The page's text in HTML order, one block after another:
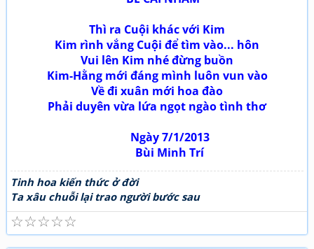
Thì ra Cuội khác với Kim
Kim rình vắng Cuội để tìm vào... hôn
Vui lên Kim nhé đừng buồn
Kim-Hằng mới đáng mình luôn vun vào
Về đi xuân mới hoa đào
Phải duyên vừa lứa ngọt ngào tình thơ
Ngày 7/1/2013
Bùi Minh Trí
Tinh hoa kiến thức ở đời
Ta xâu chuỗi lại trao người bước sau
☆
☆
☆
☆
☆